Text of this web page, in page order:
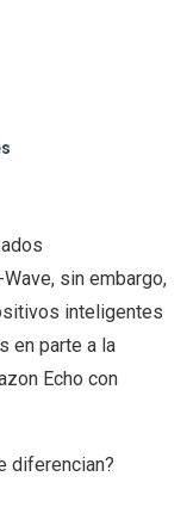
sin embargo,
inteligentes
en parte a la
Echo con
diferencian?